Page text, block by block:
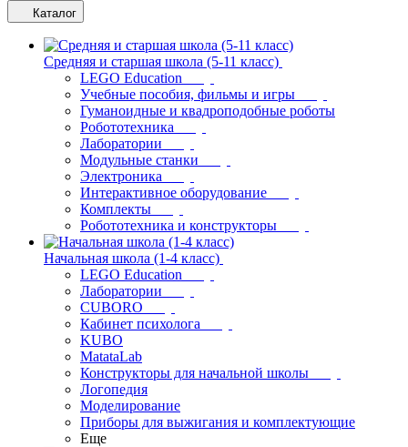
Каталог
Средняя и старшая школа (5-11 класс)
LEGO Education
Учебные пособия, фильмы и игры
Гуманоидные и квадроподобные роботы
Робототехника
Лаборатории
Модульные станки
Электроника
Интерактивное оборудование
Комплекты
Робототехника и конструкторы
Начальная школа (1-4 класс)
LEGO Education
Лаборатории
CUBORO
Кабинет психолога
KUBO
MatataLab
Конструкторы для начальной школы
Логопедия
Моделирование
Приборы для выжигания и комплектующие
Еще